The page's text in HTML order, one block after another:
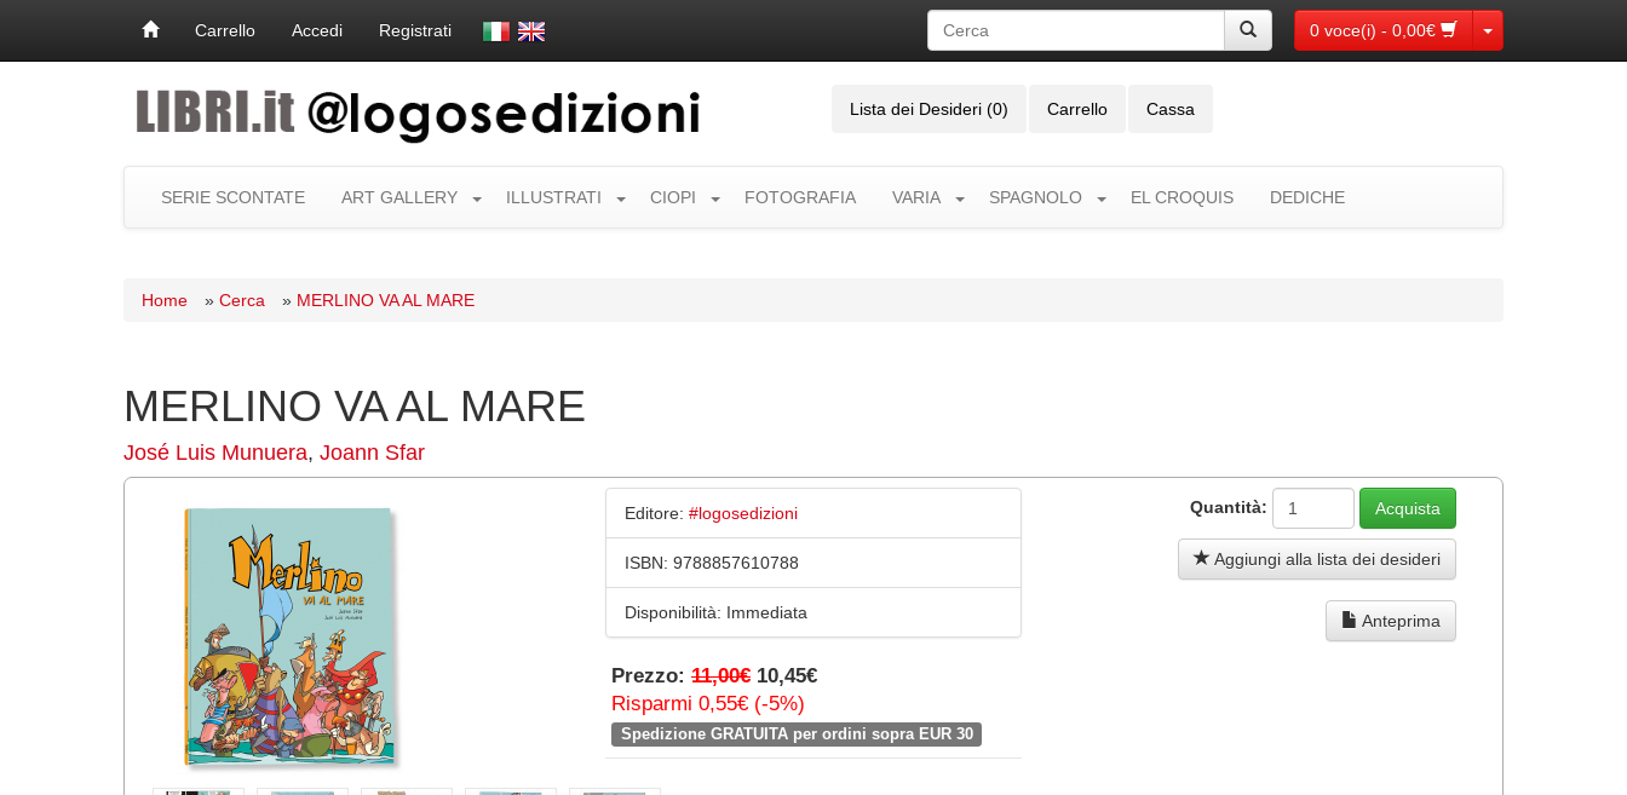
0 voce(i) - 0,00€ Toggle Dropdown
Carrello Accedi Registrati
Lista dei Desideri (0) Carrello Cassa
SERIE SCONTATE ART GALLERY ILLUSTRATI CIOPI FOTOGRAFIA VARIA SPAGNOLO EL CROQUIS DEDICHE
Home » Cerca » MERLINO VA AL MARE
MERLINO VA AL MARE
José Luis Munuera, Joann Sfar
Editore: #logosedizioni
ISBN: 9788857610788
Disponibilità: Immediata
Prezzo: 11,00€ 10,45€
Risparmi 0,55€ (-5%)
Spedizione GRATUITA per ordini sopra EUR 30
Quantità:
Aggiungi alla lista dei desideri
Anteprima